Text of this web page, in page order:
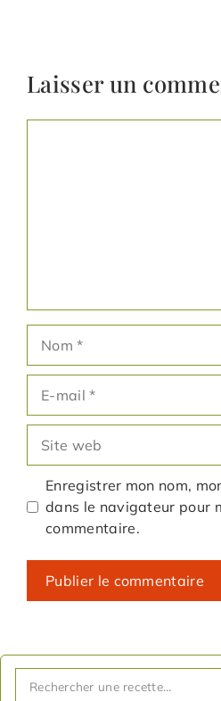
Laisser un
mail
web
Enregistrer mon nom,
dans le navigateur pour
commentaire.